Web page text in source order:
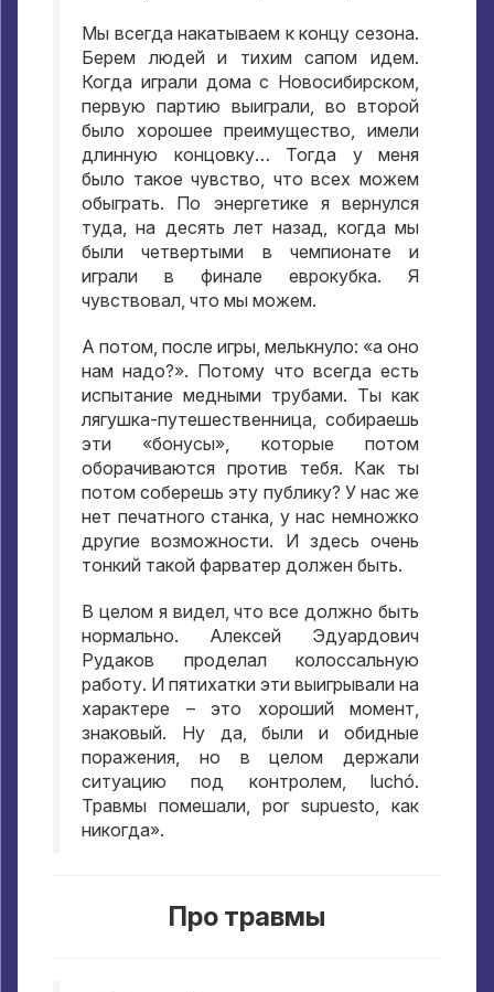
Мы всегда накатываем к концу сезона.
Берем людей и тихим сапом идем.
Когда играли дома с Новосибирском,
первую партию выиграли, во второй
было хорошее преимущество,имели
длинную концовку… Тогда у меня
было такое чувство, что всех можем
обыграть. По энергетике я вернулся
туда,на десять лет назад, когда мы
были четвертыми в чемпионате и
играли в финале еврокубка. Я
чувствовал, что мы можем.
А потом, после игры, мелькнуло: «а оно
нам надо?». Потому что всегда есть
испытание медными трубами. Ты как
лягушка-путешественница, собираешь
эти «бонусы», которые потом
оборачиваются против тебя. Как ты
потом соберешь эту публику? У нас же
нет печатного станка, у нас немножко
другие возможности. И здесь очень
тонкий такой фарватер должен быть.
В целом я видел,что все должно быть
нормально. Алексей Эдуардович
Рудаков проделал колоссальную
работу. И пятихатки эти выигрывали на
характере – это хороший момент,
знаковый. Ну да,были и обидные
поражения, но в целом держали
ситуацию под контролем, luchó.
Травмы помешали, por supuesto, как
никогда».
Про травмы